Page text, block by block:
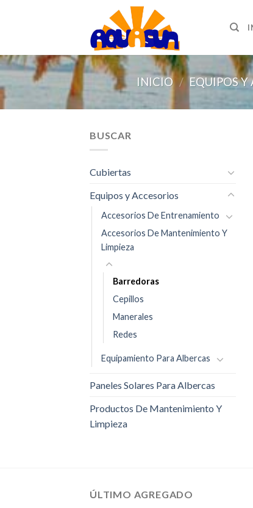
INICIO / EQUIPOS Y
BUSCAR
Cubiertas
Equipos y Accesorios
Accesorios De Entrenamiento
Accesorios De Mantenimiento Y
Limpieza
Barredoras
Cepillos
Manerales
Redes
Equipamiento Para Albercas
Paneles Solares Para Albercas
Productos De Mantenimiento Y
Limpieza
ÚLTIMO AGREGADO